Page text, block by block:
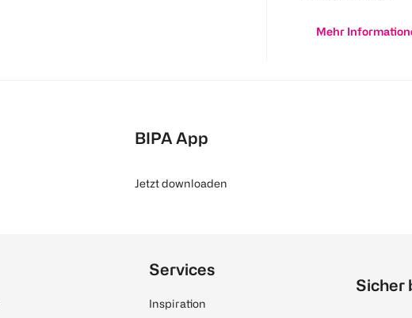
Mehr
BIPA App
Jetzt downloaden
Services
Inspiration
Sicher